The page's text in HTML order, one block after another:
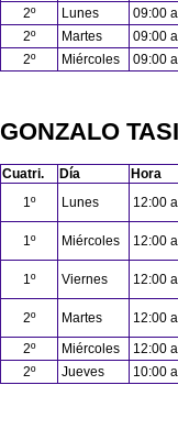
2º
Lunes
09:00
2º
Martes
09:00
2º
Miércoles 09:00
GONZALO
Cuatri. Día
Hora
1º
Lunes 12:00
1º Miércoles 12:00
1º Viernes 12:00
2º Martes
12:00
2º
Miércoles
12:00
2º
Jueves 10:00